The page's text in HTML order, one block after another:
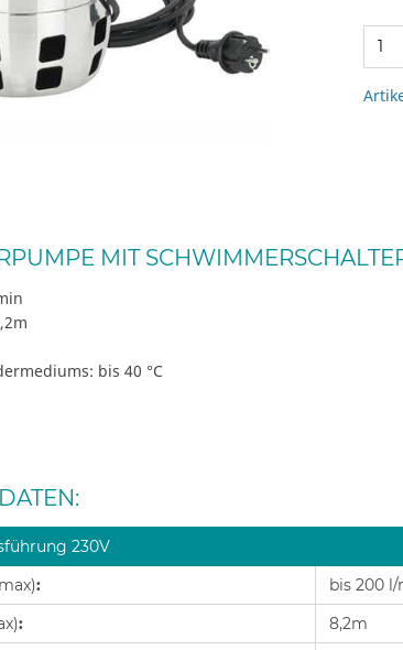
MIT
bis 40 °C
230V
:
bis 200
:
8,2m